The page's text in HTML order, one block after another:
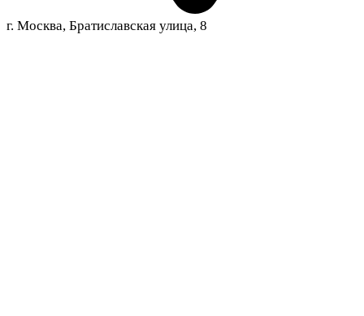
г. Москва, Братиславская улица, 8